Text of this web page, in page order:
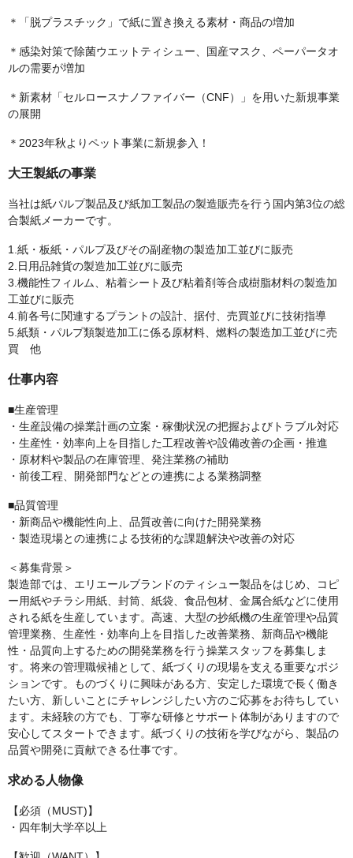
＊「脱プラスチック」で紙に置き換える素材・商品の増加
＊感染対策で除菌ウエットティシュー、国産マスク、ペーパータオ
ルの需要が増加
＊新素材「セルロースナノファイバー（CNF）」を用いた新規事業
の展開
＊2023年秋よりペット事業に新規参入！
大王製紙の事業
当社は紙パルプ製品及び紙加工製品の製造販売を行う国内第3位の総
合製紙メーカーです。
1.紙・板紙・パルプ及びその副産物の製造加工並びに販売
2.日用品雑貨の製造加工並びに販売
3.機能性フィルム、粘着シート及び粘着剤等合成樹脂材料の製造加
工並びに販売
4.前各号に関連するプラントの設計、据付、売買並びに技術指導
5.紙類・パルプ類製造加工に係る原材料、燃料の製造加工並びに売
買 他
仕事内容
■生産管理
・生産設備の操業計画の立案・稼働状況の把握およびトラブル対応
・生産性・効率向上を目指した工程改善や設備改善の企画・推進
・原材料や製品の在庫管理、発注業務の補助
・前後工程、開発部門などとの連携による業務調整
■品質管理
・新商品や機能性向上、品質改善に向けた開発業務
・製造現場との連携による技術的な課題解決や改善の対応
＜募集背景＞
製造部では、エリエールブランドのティシュー製品をはじめ、コピ
ー用紙やチラシ用紙、封筒、紙袋、食品包材、金属合紙などに使用
される紙を生産しています。高速、大型の抄紙機の生産管理や品質
管理業務、生産性・効率向上を目指した改善業務、新商品や機能
性・品質向上するための開発業務を行う操業スタッフを募集しま
す。将来の管理職候補として、紙づくりの現場を支える重要なポジ
ションです。ものづくりに興味がある方、安定した環境で長く働き
たい方、新しいことにチャレンジしたい方のご応募をお待ちしてい
ます。未経験の方でも、丁寧な研修とサポート体制がありますので
安心してスタートできます。紙づくりの技術を学びながら、製品の
品質や開発に貢献できる仕事です。
求める人物像
【必須（MUST)】
・四年制大学卒以上